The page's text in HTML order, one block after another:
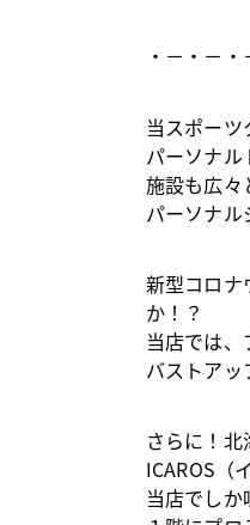
・－・－
当スポー
パーソナ
施設も広々
パーソナ
新型コロナ
か！？
当店では
バストア
さらに！北
ICAROS（
当店でし